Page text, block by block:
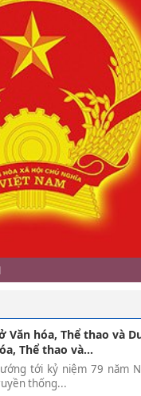
Văn hóa, Thể thao và
Thể thao và...
tới kỷ niệm 79 năm
thống...